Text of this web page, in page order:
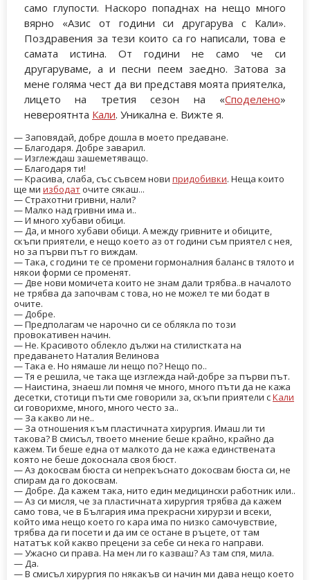
само глупости. Наскоро попаднах на нещо много
вярно «Азис от години си другарува с Кали».
Поздравения за тези които са го написали, това е
самата истина. От години не само че си
другаруваме, а и песни пеем заедно. Затова за
мене голяма чест да ви представя моята приятелка,
лицето на третия сезон на «Споделено»
невероятнта Кали. Уникална е. Вижте я.
— Заповядай, добре дошла в моето предаване.
— Благодаря. Добре заварил.
— Изглеждаш зашеметяващо.
— Благодаря ти!
— Красива, слаба, със съвсем нови придобивки. Неща които
ще ми избодаточите сякаш...
— Страхотни гривни, нали?
— Малко над гривни има и..
— И много хубави обици.
— Да, и много хубави обици. А между гривните и обиците,
скъпи приятели, е нещо което аз от години съм приятел с нея,
но за първи път го виждам.
— Така, с години те се промени гормоналния баланс в тялото и
някои форми се променят.
— Две нови момичета които не знам дали трябва..в началото
не трябва да започвам с това, но не можел те ми бодат в
очите.
— Добре.
— Предполагам че нарочно си се облякла по този
провокативен начин.
— Не. Красивото облекло дължи на стилистката на
предаването Наталия Велинова
— Така е. Но нямаше ли нещо по? Нещо по..
— Тя е решила, че така ще изглежда най-добре за първи път.
— Наистина, знаеш ли помня че много, много пъти да не кажа
десетки, стотици пъти сме говорили за, скъпи приятели сКали
си говорихме, много, много често за..
— За какво ли не..
— За отношения към пластичната хирургия. Имаш ли ти
такова? В смисъл, твоето мнение беше крайно, крайно да
кажем. Ти беше една от малкото да не кажа единствената
която не беше докоснала своя бюст.
— Аз докосвам бюста си непрекъснато докосвам бюста си, не
спирам да го докосвам.
— Добре. Да кажем така, нито един медицински работник или..
— Аз си мисля, че за пластичната хирургия трябва да кажем
само това, че в България има прекрасни хирурзи и всеки,
който има нещо което го кара има по низко самочувствие,
трябва да ги посети и да им се остане в ръцете, от там
нататък кой какво прецени за себе си нека го направи.
— Ужасно си права. На мен ли го казваш? Аз там спя, мила.
— Да.
— В смисъл хирургия по някакъв си начин ми дава нещо което